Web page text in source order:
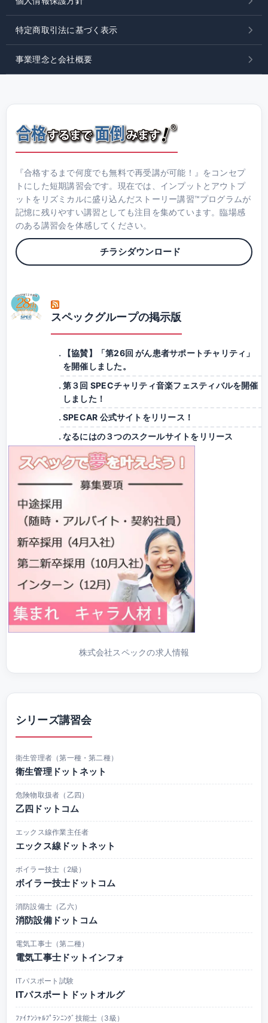
特定商取引法に基づく表示
事業理念と会社概要
『合格するまで何度でも無料で再受講が可能！』をコンセプ
トにした短期講習会です。現在では、インプットとアウトプ
ットをリズミカルに盛り込んだストーリー講習™プログラムが
記憶に残りやすい講習としても注目を集めています。臨場感
のある講習会を体感してください。
チラシダウンロード
スペックグループの掲示版
【協賛】「第26回 がん患者サポートチャリティ」
を開催しました。
第３回 SPECチャリティ音楽フェスティバルを開催
しました！
SPECAR 公式サイトをリリース！
なるにはの３つのスクールサイトをリリース
株式会社スペックの求人情報
シリーズ講習会
衛生管理者（第一種・第二種）
衛生管理ドットネット
危険物取扱者（乙四）
乙四ドットコム
エックス線作業主任者
エックス線ドットネット
ボイラー技士（2級）
ボイラー技士ドットコム
消防設備士（乙六）
消防設備ドットコム
電気工事士（第二種）
電気工事士ドットインフォ
ITパスポート試験
ITパスポートドットオルグ
ﾌｧｲﾅﾝｼｬﾙﾌﾟﾗﾝﾆﾝｸﾞ技能士（3級）